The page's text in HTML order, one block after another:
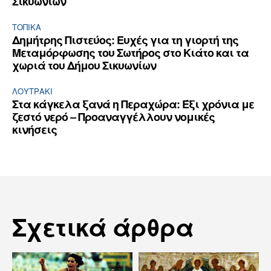
ΤΟΠΙΚΑ
Δημήτρης Πιστεύος: Ευχές για τη γιορτή της
Μεταμόρφωσης του Σωτήρος στο Κιάτο και τα
χωριά του Δήμου Σικυωνίων
ΛΟΥΤΡΆΚΙ
Στα κάγκελα ξανά η Περαχώρα: Έξι χρόνια με
ζεστό νερό – Προαναγγέλλουν νομικές
κινήσεις
Σχετικά άρθρα